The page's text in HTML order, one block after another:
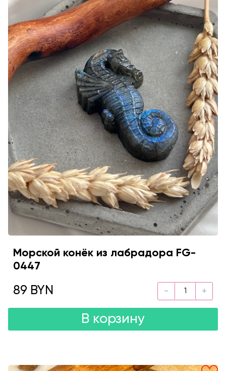
Морской конёк из лабрадора FG-
0447
89 BYN
В корзину